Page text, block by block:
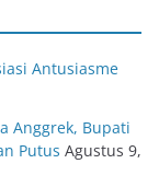
Antusiasme
Anggrek, Bupati
Putus Agustus 9,